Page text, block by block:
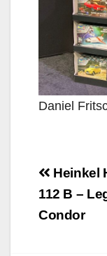
Daniel
Heinkel
112 B –
Condor